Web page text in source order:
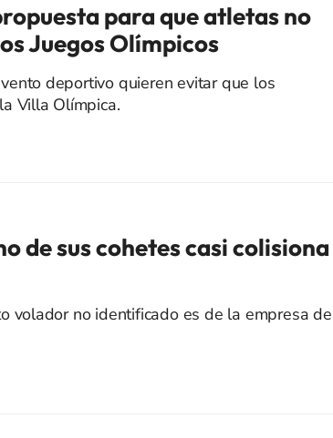
para que atletas no
Juegos Olímpicos
deportivo quieren evitar que los
Villa Olímpica.
de sus cohetes casi colisiona
volador no identificado es de la empresa de